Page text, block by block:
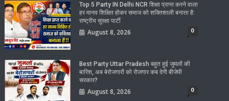
Top 5 Party IN Delhi NCR शिक्षा प्राप्त करने वाला
हर मानव शिक्षित होकर समाज को शक्तिशाली बनाता है:
राष्ट्रीय सुरक्षा पार्टी
August 8, 2026 0
Best Party Uttar Pradesh बहुत हुई जुमलों की
बारिश, अब बेरोजगारों को रोजगार कब देगी बीजेपी
सरकार?
August 8, 2026 0